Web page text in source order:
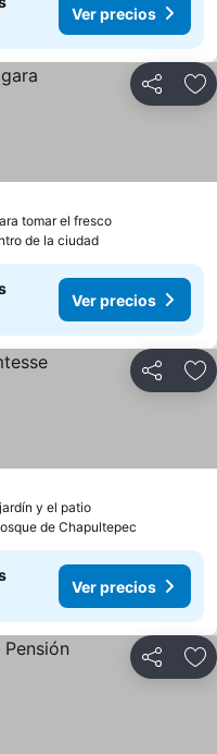
Ver precios
Compartir
tomar el frescoVer precios
de la ciudad
Ver precios
Compartir
y el patioVer precios
de Chapultepec
Ver precios
Compartir